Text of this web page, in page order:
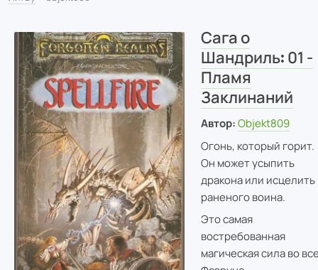
Сага о
Шандриль꞉ 01 -
Пламя
Заклинаний
Автор: Objekt809
Огонь, который горит.
Он может усыпить
дракона или исцелить
раненого воина.
Это самая
востребованная
магическая сила во